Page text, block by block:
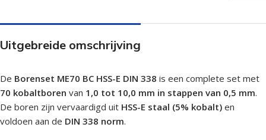
Uitgebreide omschrijving
De Borenset ME70 BC HSS-E DIN 338 is een complete set met
70 kobaltboren van 1,0 tot 10,0 mm in stappen van 0,5 mm.
De boren zijn vervaardigd uit HSS-E staal (5% kobalt) en
voldoen aan de DIN 338 norm.